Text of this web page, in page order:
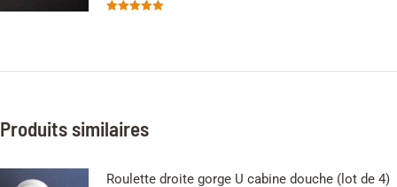
Produits similaires
Roulette droite gorge U cabine douche (lot de 4)